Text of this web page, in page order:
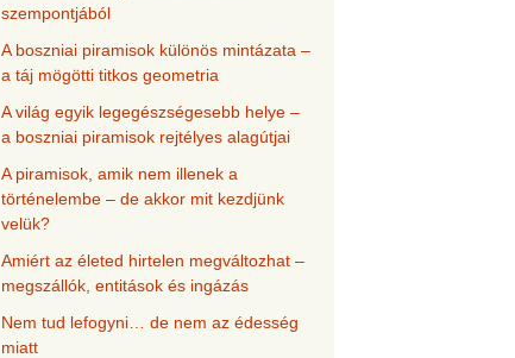
szempontjából
A boszniai piramisok különös mintázata –
a táj mögötti titkos geometria
A világ egyik legegészségesebb helye –
a boszniai piramisok rejtélyes alagútjai
A piramisok, amik nem illenek a
történelembe – de akkor mit kezdjünk
velük?
Amiért az életed hirtelen megváltozhat –
megszállók, entitások és ingázás
Nem tud lefogyni… de nem az édesség
miatt